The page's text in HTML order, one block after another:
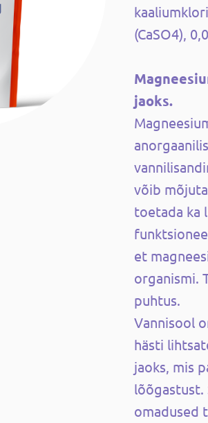
(CaSO4),
jaoks.
võib
toetada ka
et
organismi.
puhtus.
Vannisool
hästi
jaoks, mis
lõõgastust.
omadused